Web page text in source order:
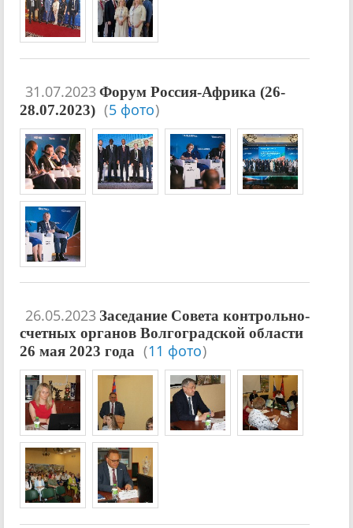
31.07.2023Форум Россия-Африка (26-
28.07.2023) (5 фото)
26.05.2023 Заседание Совета контрольно-
счетных органов Волгоградской области
26 мая 2023 года (11 фото)